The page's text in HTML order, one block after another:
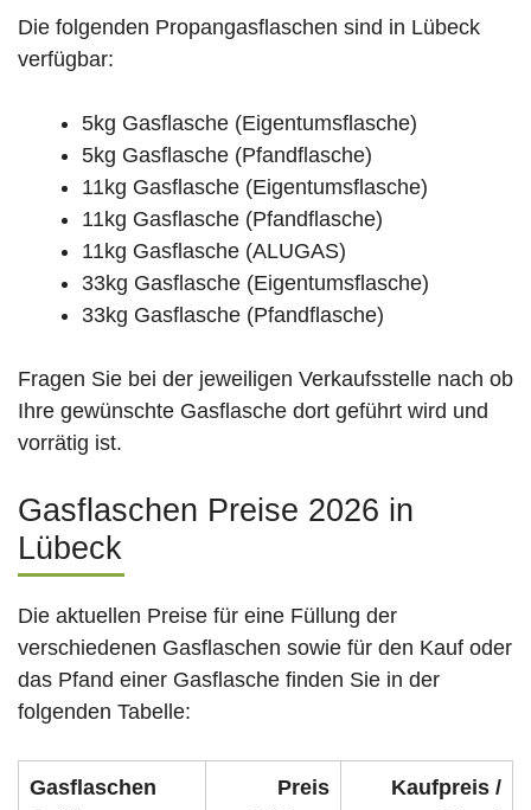
Die folgenden Propangasflaschen sind in Lübeck
verfügbar:
5kg Gasflasche (Eigentumsflasche)
5kg Gasflasche (Pfandflasche)
11kg Gasflasche (Eigentumsflasche)
11kg Gasflasche (Pfandflasche)
11kg Gasflasche (ALUGAS)
33kg Gasflasche (Eigentumsflasche)
33kg Gasflasche (Pfandflasche)
Fragen Sie bei der jeweiligen Verkaufsstelle nach ob
Ihre gewünschte Gasflasche dort geführt wird und
vorrätig ist.
Gasflaschen Preise 2026 in
Lübeck
Die aktuellen Preise für eine Füllung der
verschiedenen Gasflaschen sowie für den Kauf oder
das Pfand einer Gasflasche finden Sie in der
folgenden Tabelle:
Gasflaschen
Preis
Kaufpreis /